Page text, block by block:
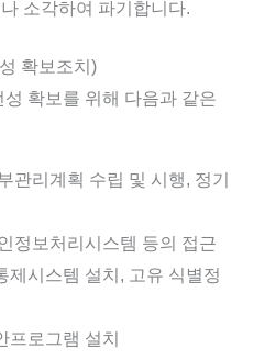
소각하여 파기합니다.
확보조치)
확보를 위해 다음과 같은
관리계획 수립 및 시행, 정기
정보처리시스템 등의 접근
제시스템 설치, 고유 식별정
프로그램 설치